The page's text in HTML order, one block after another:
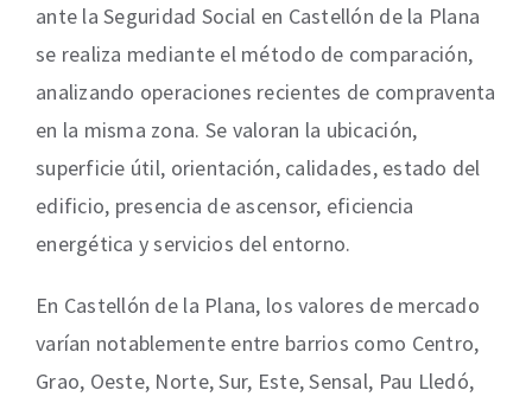
ante la Seguridad Social en Castellón de la Plana
se realiza mediante el método de comparación,
analizando operaciones recientes de compraventa
en la misma zona. Se valoran la ubicación,
superficie útil, orientación, calidades, estado del
edificio, presencia de ascensor, eficiencia
energética y servicios del entorno.
En Castellón de la Plana, los valores de mercado
varían notablemente entre barrios como Centro,
Grao, Oeste, Norte, Sur, Este, Sensal, Pau Lledó,